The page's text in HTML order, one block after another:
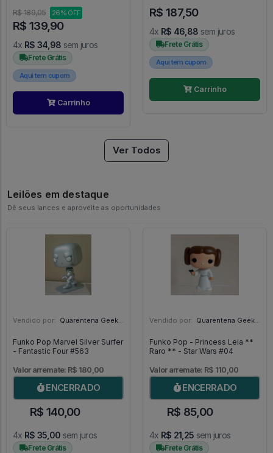
R$ 189,05
26% OFF
R$ 139,90
4x R$ 34,98 sem juros
Frete Grátis
Aqui tem cupom
Carrinho
R$ 187,50
4x R$ 46,88 sem juros
Frete Grátis
Aqui tem cupom
Carrinho
Ver Todos
Leilões em destaque
Dê seus lances e aproveite as oportunidades
Vendido por: Quarentena Geek Store - SP
Funko Pop Marvel Silver Surfer
- Fantastic Four #563
Valor arremate: R$ 180,00
ENCERRADO
R$ 140,00
4x R$ 35,00 sem juros
Frete Grátis
Vendido por: Quarentena Geek Store - SP
Funko Pop - Princess Leia **
Raro ** - Star Wars #04
Valor arremate: R$ 110,00
ENCERRADO
R$ 85,00
4x R$ 21,25 sem juros
Frete Grátis